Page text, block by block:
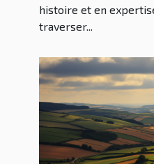
histoire et en
traverser...